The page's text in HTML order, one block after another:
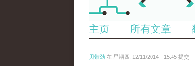
主页 所有文章
贝带劲 在 星期四, 12/11/2014 - 15:45 提交